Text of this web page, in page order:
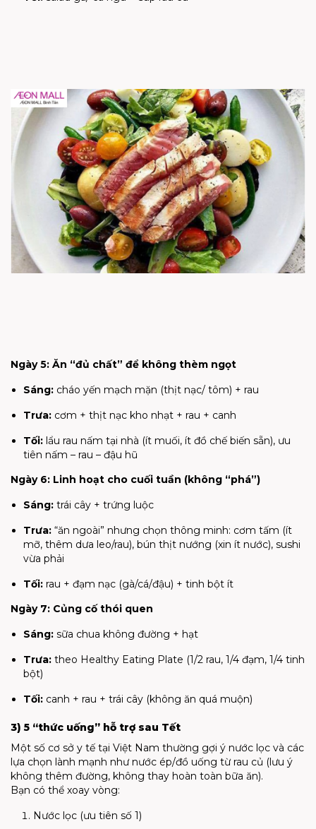
Ngày 5: Ăn “đủ chất” để không thèm ngọt
Sáng: cháo yến mạch mặn (thịt nạc/ tôm) + rau
Trưa: cơm + thịt nạc kho nhạt + rau + canh
Tối: lẩu rau nấm tại nhà (ít muối, ít đồ chế biến sẵn), ưu
tiên nấm – rau – đậu hũ
Ngày 6: Linh hoạt cho cuối tuần (không “phá”)
Sáng: trái cây + trứng luộc
Trưa: “ăn ngoài” nhưng chọn thông minh: cơm tấm (ít
mỡ, thêm dưa leo/rau), bún thịt nướng (xin ít nước), sushi
vừa phải
Tối: rau + đạm nạc (gà/cá/đậu) + tinh bột ít
Ngày 7: Củng cố thói quen
Sáng: sữa chua không đường + hạt
Trưa: theo Healthy Eating Plate (1/2 rau, 1/4 đạm, 1/4 tinh
bột)
Tối: canh + rau + trái cây (không ăn quá muộn)
3) 5 “thức uống” hỗ trợ sau Tết
Một số cơ sở y tế tại Việt Nam thường gợi ý nước lọc và các
lựa chọn lành mạnh như nước ép/đồ uống từ rau củ (lưu ý
không thêm đường, không thay hoàn toàn bữa ăn).
Bạn có thể xoay vòng:
Nước lọc (ưu tiên số 1)